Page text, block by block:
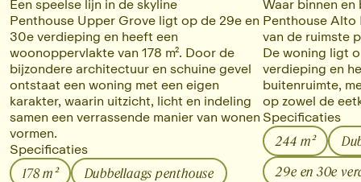
Een speelse lijn in de skyline
Penthouse Upper Grove ligt op de 29e en
30e verdieping en heeft een
woonoppervlakte van 178 m². Door de
bijzondere architectuur en schuine gevel
ontstaat een woning met een eigen
karakter, waarin uitzicht, licht en indeling
samen een verrassende manier van wonen
vormen.
Specificaties
178 m²
Dubbellaags penthouse
Waar binnen en
Penthouse Alto
van de ruimste
De woning ligt
verdieping en
buitenruimte,
op zowel de
Specificaties
244 m²
29e en 30e